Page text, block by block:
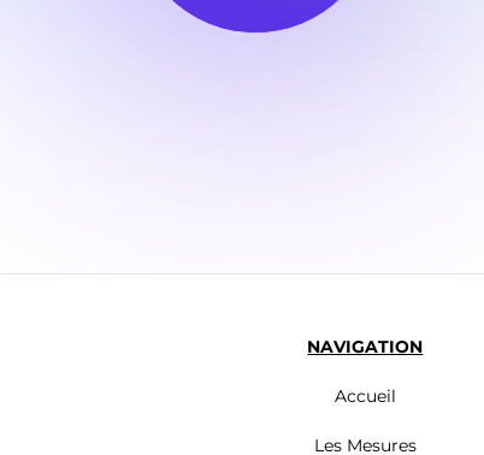
NAVIGATION
Accueil
Les Mesures